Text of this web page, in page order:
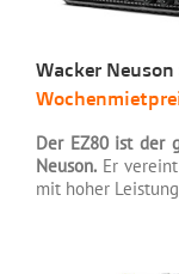
Wacker
Der EZ80 ist der
Neuson. Er
mit hoher